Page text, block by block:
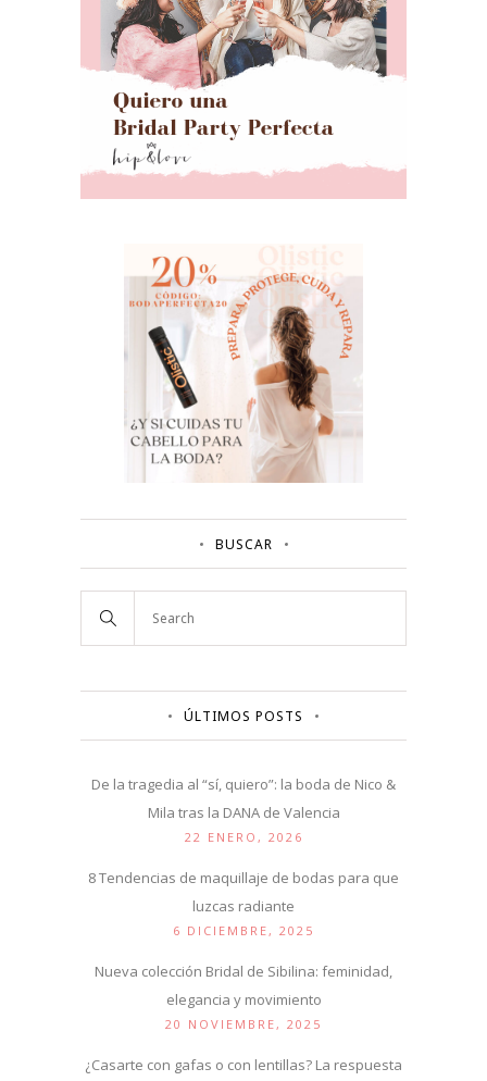
BUSCAR
ÚLTIMOS POSTS
De la tragedia al “sí, quiero”: la boda de Nico &
Mila tras la DANA de Valencia
22 ENERO, 2026
8 Tendencias de maquillaje de bodas para que
luzcas radiante
6 DICIEMBRE, 2025
Nueva colección Bridal de Sibilina: feminidad,
elegancia y movimiento
20 NOVIEMBRE, 2025
¿Casarte con gafas o con lentillas? La respuesta